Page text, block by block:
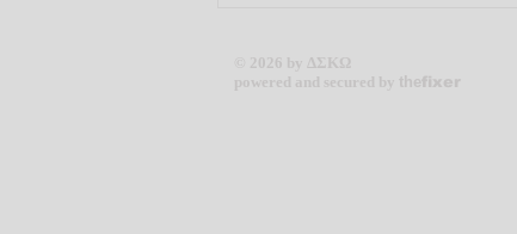
© 2026 by ΔΣΚΩ
powered and secured by thefixer